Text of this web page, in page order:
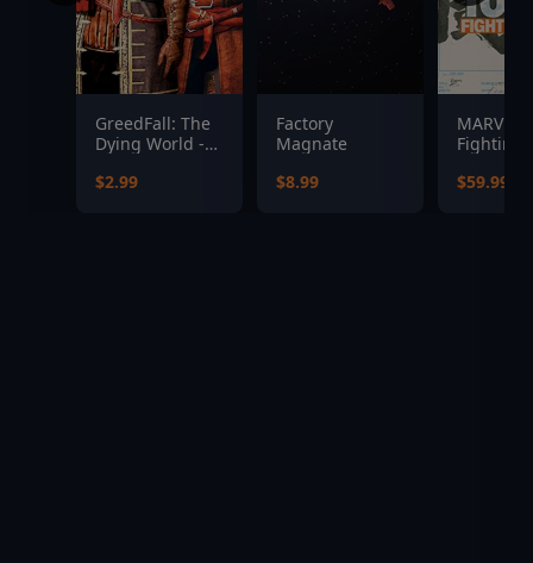
GreedFall: The
Dying World -
Pioneers Pack
$2.99
Factory
Magnate
$8.99
MARVEL
Fighting
$59.99